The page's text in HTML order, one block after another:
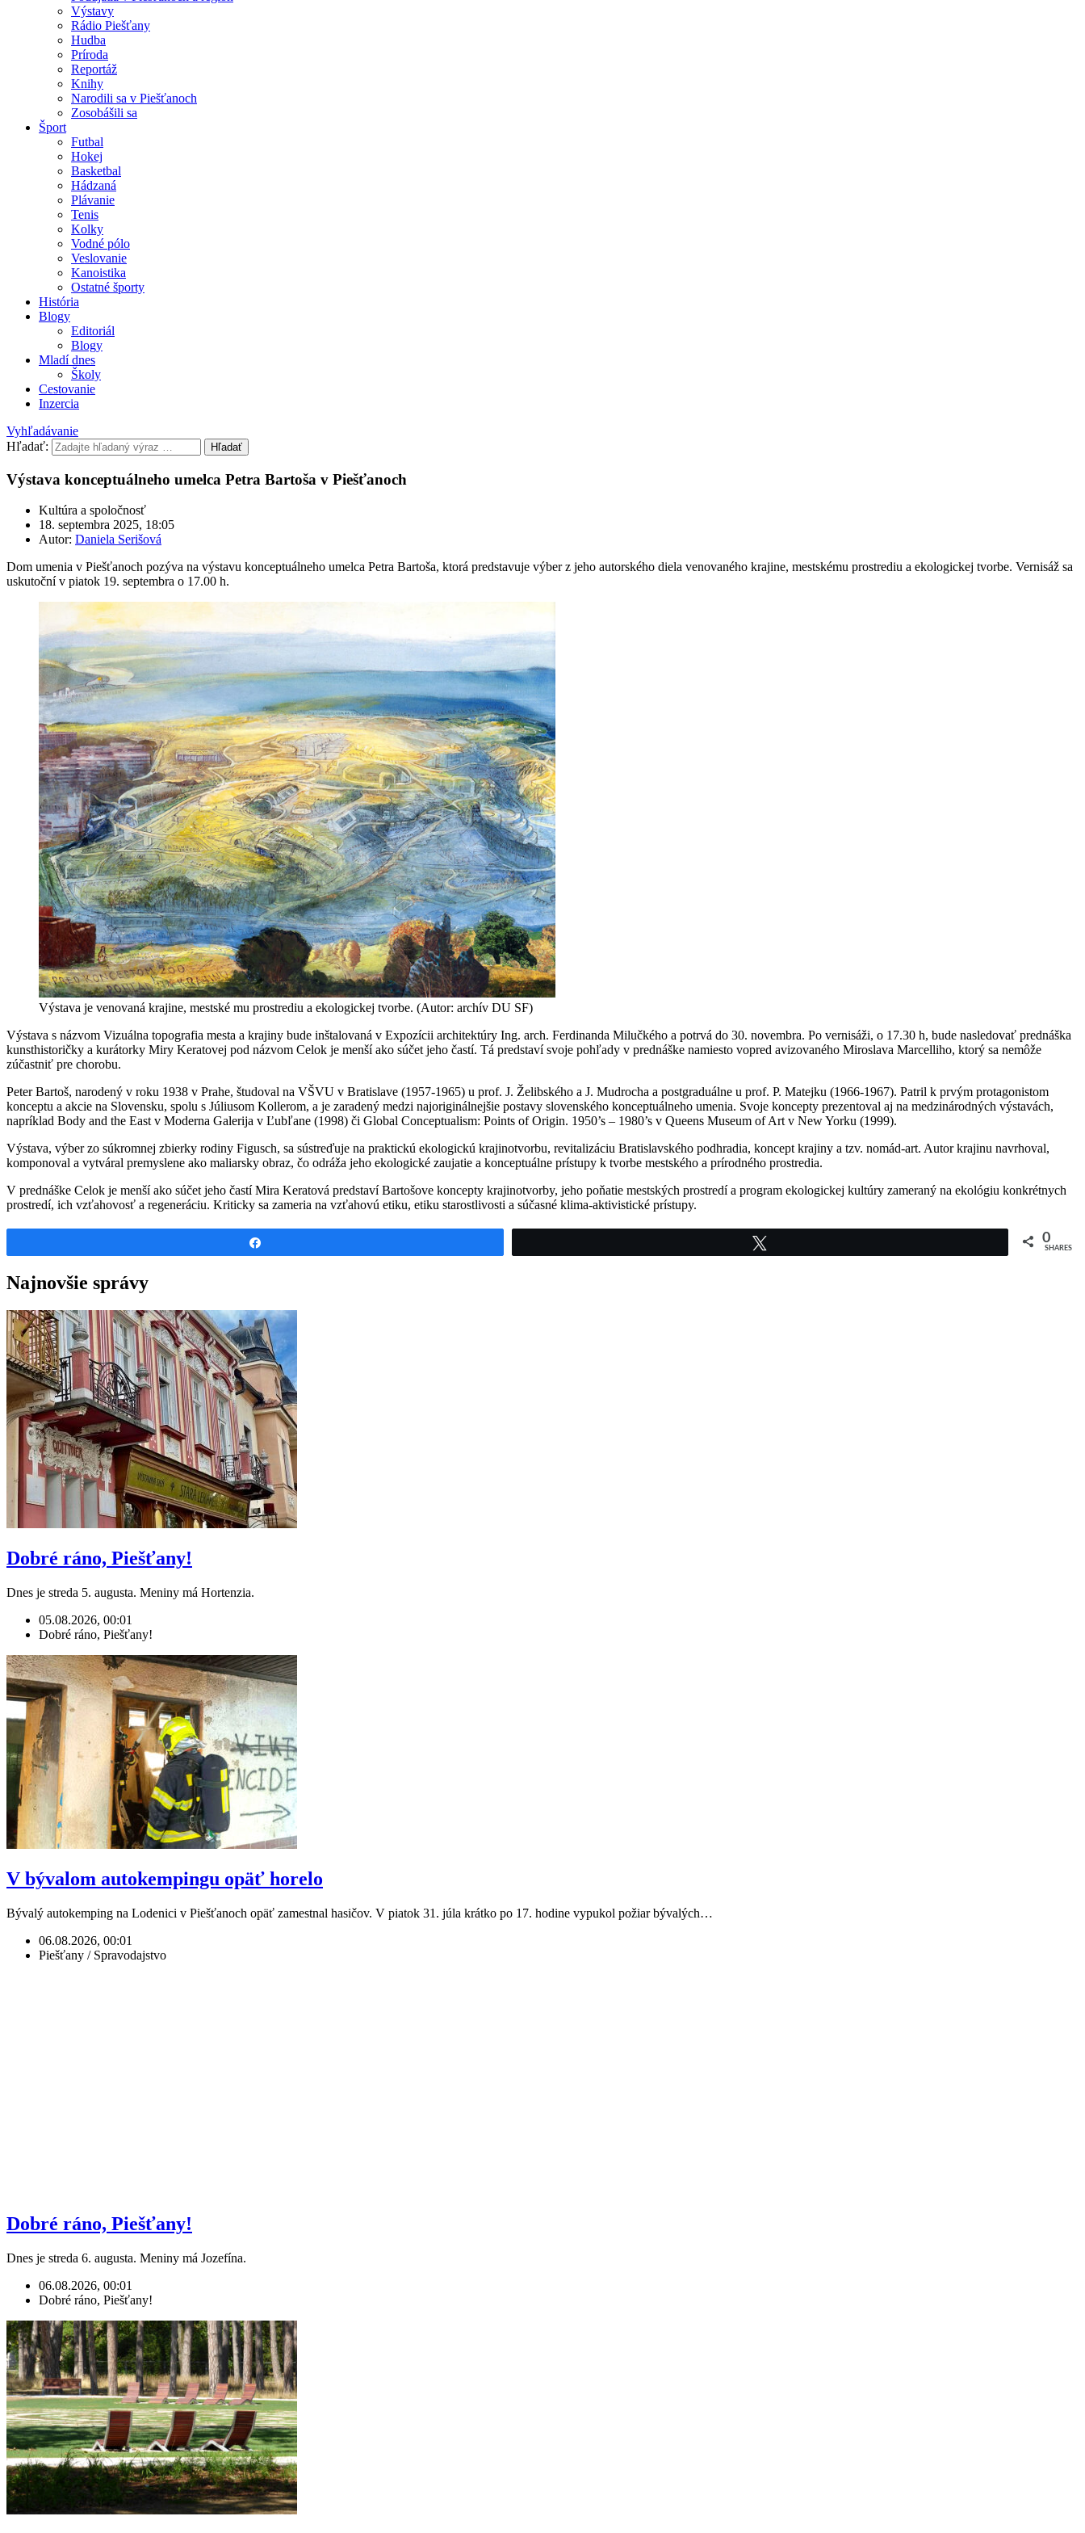
Výstavy
Rádio Piešťany
Hudba
Príroda
Reportáž
Knihy
Narodili sa v Piešťanoch
Zosobášili sa
Šport
Futbal
Hokej
Basketbal
Hádzaná
Plávanie
Tenis
Kolky
Vodné pólo
Veslovanie
Kanoistika
Ostatné športy
História
Blogy
Editoriál
Blogy
Mladí dnes
Školy
Cestovanie
Inzercia
Vyhľadávanie
Hľadať:
Hľadať
Výstava konceptuálneho umelca Petra Bartoša v Piešťanoch
Kultúra a spoločnosť
18. septembra 2025, 18:05
Autor: Daniela Serišová
Dom umenia v Piešťanoch pozýva na výstavu konceptuálneho umelca Petra Bartoša, ktorá predstavuje výber z jeho autorského diela venovaného krajine, mestskému prostrediu a ekologickej tvorbe. Vernisáž sa
uskutoční v piatok 19. septembra o 17.00 h.
Výstava je venovaná krajine, mestské mu prostrediu a ekologickej tvorbe. (Autor: archív DU SF)
Výstava s názvom Vizuálna topografia mesta a krajiny bude inštalovaná v Expozícii architektúry Ing. arch. Ferdinanda Milučkého a potrvá do 30. novembra. Po vernisáži, o 17.30 h, bude nasledovať prednáška
kunsthistoričky a kurátorky Miry Keratovej pod názvom Celok je menší ako súčet jeho častí. Tá predstaví svoje pohľady v prednáške namiesto vopred avizovaného Miroslava Marcelliho, ktorý sa nemôže
zúčastniť pre chorobu.
Peter Bartoš, narodený v roku 1938 v Prahe, študoval na VŠVU v Bratislave (1957-1965) u prof. J. Želibského a J. Mudrocha a postgraduálne u prof. P. Matejku (1966-1967). Patril k prvým protagonistom
konceptu a akcie na Slovensku, spolu s Júliusom Kollerom, a je zaradený medzi najoriginálnejšie postavy slovenského konceptuálneho umenia. Svoje koncepty prezentoval aj na medzinárodných výstavách,
napríklad Body and the East v Moderna Galerija v Ľubľane (1998) či Global Conceptualism: Points of Origin. 1950’s – 1980’s v Queens Museum of Art v New Yorku (1999).
Výstava, výber zo súkromnej zbierky rodiny Figusch, sa sústreďuje na praktickú ekologickú krajinotvorbu, revitalizáciu Bratislavského podhradia, koncept krajiny a tzv. nomád-art. Autor krajinu navrhoval,
komponoval a vytváral premyslene ako maliarsky obraz, čo odráža jeho ekologické zaujatie a konceptuálne prístupy k tvorbe mestského a prírodného prostredia.
V prednáške Celok je menší ako súčet jeho častí Mira Keratová predstaví Bartošove koncepty krajinotvorby, jeho poňatie mestských prostredí a program ekologickej kultúry zameraný na ekológiu konkrétnych
prostredí, ich vzťahovosť a regeneráciu. Kriticky sa zameria na vzťahovú etiku, etiku starostlivosti a súčasné klima-aktivistické prístupy.
0
SHARES
Najnovšie správy
Dobré ráno, Piešťany!
Dnes je streda 5. augusta. Meniny má Hortenzia.
05.08.2026, 00:01
Dobré ráno, Piešťany!
V bývalom autokempingu opäť horelo
Bývalý autokemping na Lodenici v Piešťanoch opäť zamestnal hasičov. V piatok 31. júla krátko po 17. hodine vypukol požiar bývalých…
06.08.2026, 00:01
Piešťany / Spravodajstvo
Dobré ráno, Piešťany!
Dnes je streda 6. augusta. Meniny má Jozefína.
06.08.2026, 00:01
Dobré ráno, Piešťany!